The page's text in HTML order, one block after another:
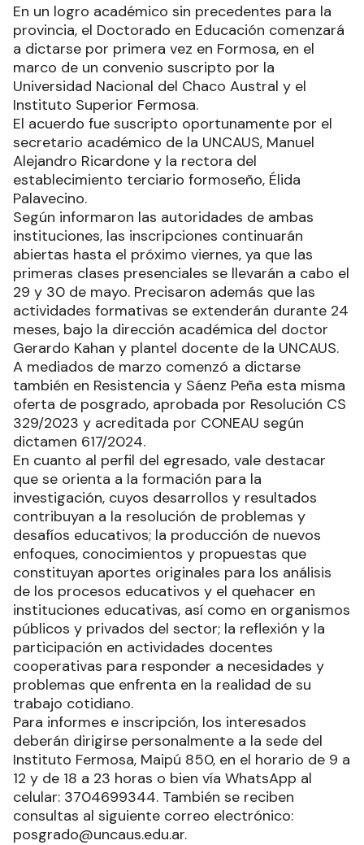
En un logro académico sin precedentes para la
provincia, el Doctorado en Educación comenzará
a dictarse por primera vez en Formosa, en el
marco de un convenio suscripto por la
Universidad Nacional del Chaco Austral y el
Instituto Superior Fermosa.
El acuerdo fue suscripto oportunamente por el
secretario académico de la UNCAUS, Manuel
Alejandro Ricardone y la rectora del
establecimiento terciario formoseño, Élida
Palavecino.
Según informaron las autoridades de ambas
instituciones, las inscripciones continuarán
abiertas hasta el próximo viernes, ya que las
primeras clases presenciales se llevarán a cabo el
29 y 30 de mayo. Precisaron además que las
actividades formativas se extenderán durante 24
meses, bajo la dirección académica del doctor
Gerardo Kahan y plantel docente de la UNCAUS.
A mediados de marzo comenzó a dictarse
también en Resistencia y Sáenz Peña esta misma
oferta de posgrado, aprobada por Resolución CS
329/2023 y acreditada por CONEAU según
dictamen 617/2024.
En cuanto al perfil del egresado, vale destacar
que se orienta a la formación para la
investigación, cuyos desarrollos y resultados
contribuyan a la resolución de problemas y
desafíos educativos; la producción de nuevos
enfoques, conocimientos y propuestas que
constituyan aportes originales para los análisis
de los procesos educativos y el quehacer en
instituciones educativas, así como en organismos
públicos y privados del sector; la reflexión y la
participación en actividades docentes
cooperativas para responder a necesidades y
problemas que enfrenta en la realidad de su
trabajo cotidiano.
Para informes e inscripción, los interesados
deberán dirigirse personalmente a la sede del
Instituto Fermosa, Maipú 850, en el horario de 9 a
12 y de 18 a 23 horas o bien vía WhatsApp al
celular: 3704699344. También se reciben
consultas al siguiente correo electrónico:
posgrado@uncaus.edu.ar.